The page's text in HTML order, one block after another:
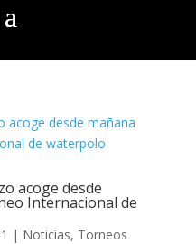
acoge desde
Internacional de
| Noticias, Torneos